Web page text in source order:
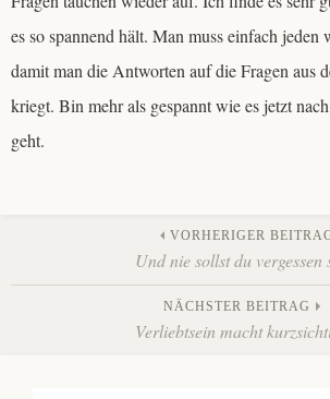
es so spannend hält. Man muss einfach jeden
damit man die Antworten auf die Fragen aus
kriegt. Bin mehr als gespannt wie es jetzt
geht.
Beitrags-
Navigation
VORHERIGER
Und nie sollst du vergessen
NÄCHSTER BEITRAG
Verliebtsein macht